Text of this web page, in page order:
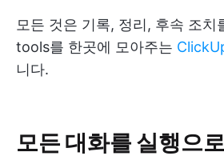
모든 것은 기록, 정리, 후속 조치
tools를 한곳에 모아주는
니다.
모든 대화를 실행으